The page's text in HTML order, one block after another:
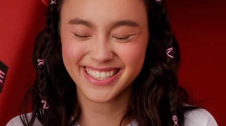
Profil użytkownika
Moje urządzenia
Moje zamówienia
Moje adresy
Moje subskrypcje
FAQ™ Pure Beauty-Tech Elixir
BREAKING NEWS
issa™ Teeth Whitening Set
Język
English Deutsch
Español
Français
Italiano
Português
Polski
Svenska
Русский
Türkçe
简体中文 繁體中文